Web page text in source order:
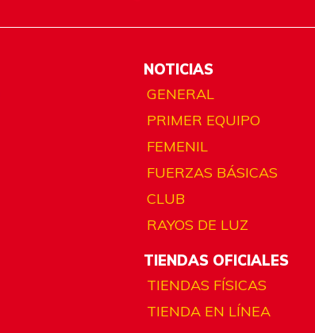
NOTICIAS
GENERAL
PRIMER EQUIPO
FEMENIL
FUERZAS BÁSICAS
CLUB
RAYOS DE LUZ
TIENDAS OFICIALES
TIENDAS FÍSICAS
TIENDA EN LÍNEA